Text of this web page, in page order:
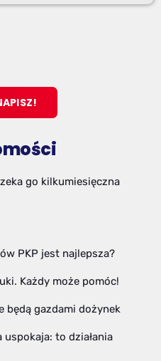
go kilkumiesięczna
PKP jest najlepsza?
Każdy może pomóc!
będą gazdami dożynek
to działania